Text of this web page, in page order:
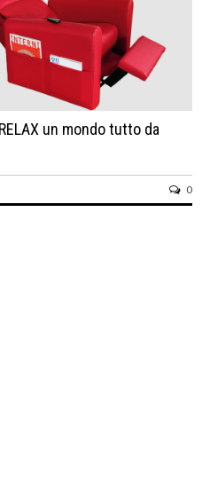
RELAX un mondo tutto da
0